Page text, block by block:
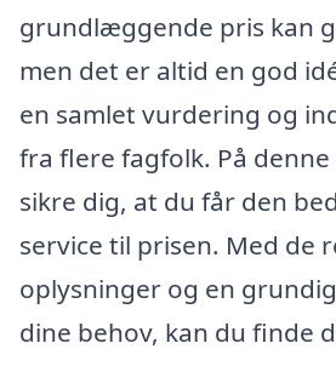
grundlæggende pris kan
men det er altid en god
en samlet vurdering og
fra flere fagfolk. På
sikre dig, at du får den
service til prisen. Med de
oplysninger og en
dine behov, kan du finde